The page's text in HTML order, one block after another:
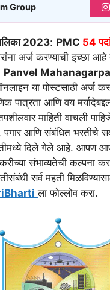
Group
2023: PMC 54
अर्ज करण्याची इच्छा आहे
Panvel
या पोस्टसाठी अर्ज
पात्रता आणि वय
माहिती वाचली
पगार आणि संबंधित भरतीचे
दिले गेले आहे. आपण
संभाव्यतेची कल्पना
सर्व महती
ला फोल्लोव करा.